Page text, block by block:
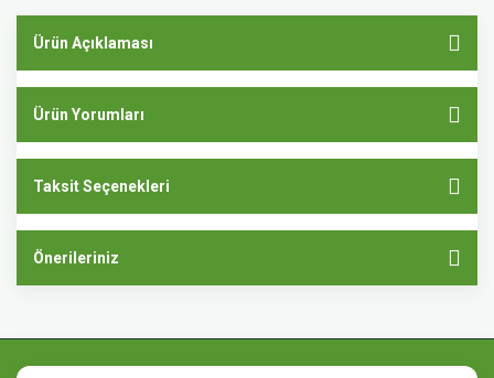
Ürün Açıklaması
Ürün Yorumları
Taksit Seçenekleri
Önerileriniz